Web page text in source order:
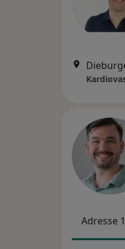
Adresse 1